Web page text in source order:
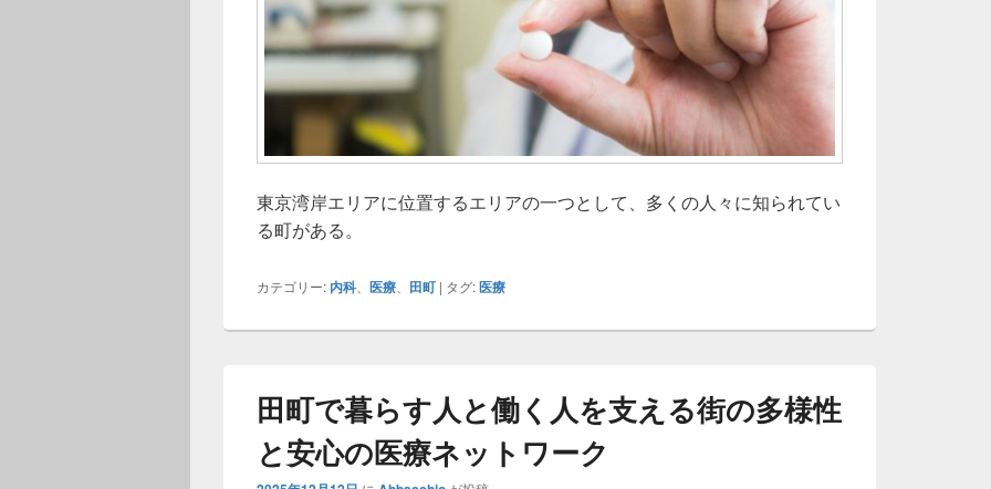
東京湾岸エリアに位置するエリアの一つとして、多くの人々に知られてい
る町がある。
カテゴリー: 内科、 医療 田町 | タグ:医療
田町で暮らす人と働く人を支える街の多様性
と安心の医療ネットワーク